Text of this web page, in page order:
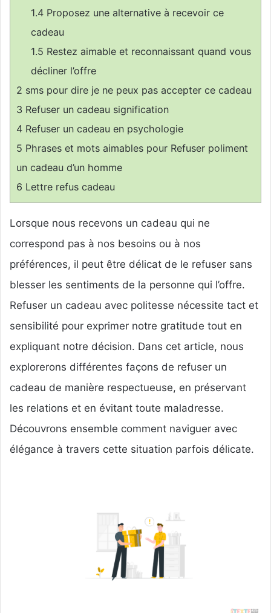
1.4 Proposez une alternative à recevoir ce
cadeau
1.5 Restez aimable et reconnaissant quand vous
décliner l’offre
2 sms pour dire je ne peux pas accepter ce cadeau
3 Refuser un cadeau signification
4 Refuser un cadeau en psychologie
5 Phrases et mots aimables pour Refuser poliment
un cadeau d’un homme
6 Lettre refus cadeau
Lorsque nous recevons un cadeau qui ne
correspond pas à nos besoins ou à nos
préférences, il peut être délicat de le refuser sans
blesser les sentiments de la personne qui l’offre.
Refuser un cadeau avec politesse nécessite tact et
sensibilité pour exprimer notre gratitude tout en
expliquant notre décision. Dans cet article, nous
explorerons différentes façons de refuser un
cadeau de manière respectueuse, en préservant
les relations et en évitant toute maladresse.
Découvrons ensemble comment naviguer avec
élégance à travers cette situation parfois délicate.